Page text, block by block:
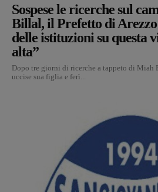
Sospese le ricerche sul
Billal, il Prefetto di
delle istituzioni su questa
alta”
Dopo tre giorni di ricerche a tappeto di Miah
uccise sua figlia e ferì...